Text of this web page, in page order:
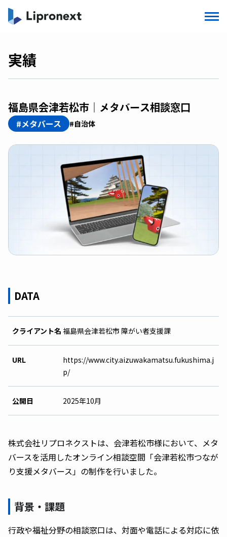
実績
福島県会津若松市｜メタバース相談窓口
#メタバース #自治体
DATA
クライアント名 福島県会津若松市 障がい者支援課
URL
https://www.city.aizuwakamatsu.fukushima.j
p/
公開日 2025年10月
株式会社リプロネクストは、会津若松市様において、メタ
バースを活用したオンライン相談空間「会津若松市つなが
り支援メタバース」の制作を行いました。
背景・課題
行政や福祉分野の相談窓口は、対面や電話による対応に依